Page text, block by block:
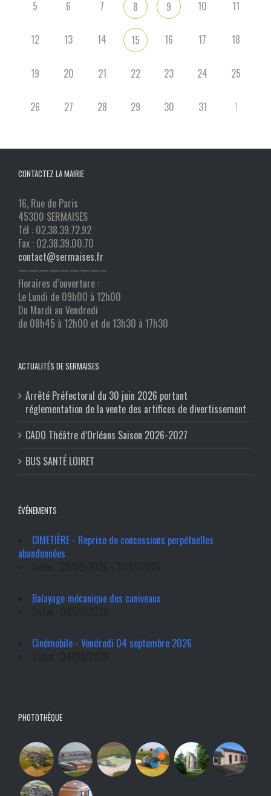
5 6 7 8 9 10 11
12 13 14 15 16 17 18
19 20 21 22 23 24 25
26 27 28 29 30 31 1
CONTACTEZ LA MAIRIE
16, Rue de Paris
45300 SERMAISES
Tél : 02.38.39.72.92
Fax : 02.38.39.00.70
contact@sermaises.fr
————————–
Horaires d’ouverture :
Le Lundi de 09h00 à 12h00
Du Mardi au Vendredi
de 08h45 à 12h00 et de 13h30 à 17h30
ACTUALITÉS DE SERMAISES
Arrêté Préfectoral du 30 juin 2026 portant
réglementation de la vente des artifices de divertissement
CADO Théâtre d’Orléans Saison 2026-2027
BUS SANTÉ LOIRET
ÉVÉNEMENTS
CIMETIÈRE - Reprise de concessions perpétuelles
abandonnées
Balayage mécanique des caniveaux
Cinémobile - Vendredi 04 septembre 2026
PHOTOTHÈQUE